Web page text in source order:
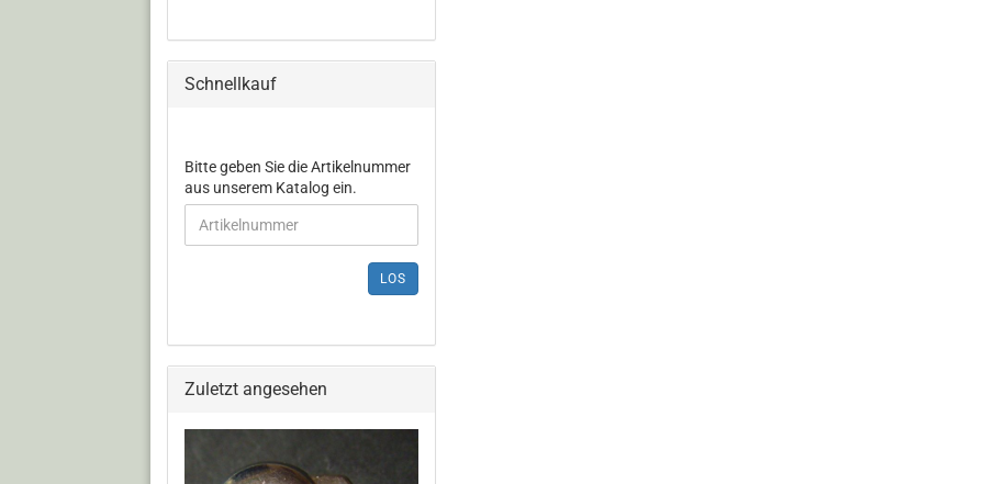
Schnellkauf
Bitte geben Sie die Artikelnummer
aus unserem Katalog ein.
LOS
Zuletzt angesehen